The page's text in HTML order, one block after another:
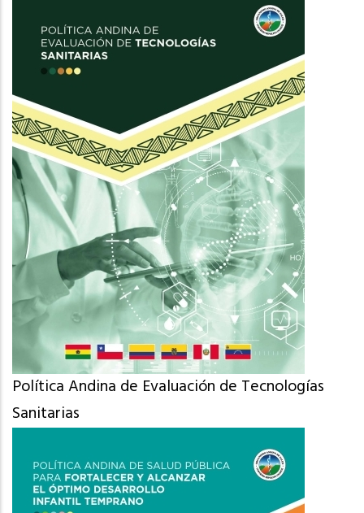
Política Andina de Evaluación de Tecnologías
Sanitarias